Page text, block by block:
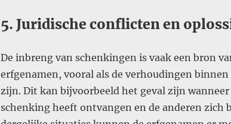
5. Juridische conflicten en
De inbreng van schenkingen is vaak een bron
erfgenamen, vooral als de verhoudingen
zijn. Dit kan bijvoorbeeld het geval zijn
schenking heeft ontvangen en de anderen zich